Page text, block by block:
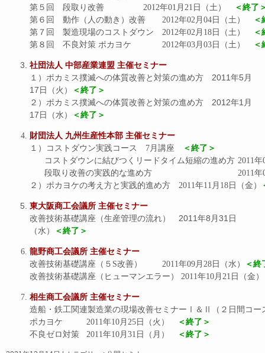
第５回　段取り改善			2012年01月21日（土）
＜終了
第６回　動作（人の動き）改善	2012年02月04日（土）
＜
第７回　製造現場のコストダウン	2012年02月18日（土）
＜
第８回　不良対策 ポカヨケ		2012年03月03日（土）
＜
社団法人 中部産業連盟 主催セミナー
１）ポカミス撲滅への体質改善と対策の進め方 2011年5月
17日（火）
＜終了＞
２）ポカミス撲滅への体質改善と対策の進め方 2012年1月
17日（水）
＜終了＞
財団法人 九州生産性本部 主催セミナー
１）コストダウン実践コース　7月講座 ＜終了＞
コストダウンに結びつ
段取り改善の実
２）ポカヨケの考え方と実践的進め方　2011年11月18日（金）
東大阪商工会議所 主催セミナー
改善技術基礎講座（生産管理の流れ） 2011年8月31日
（水）
＜終了＞
龍野商工会議所 主催セミナー
改善技術基礎講座（５S改善）		2011年09月28日（水）
＜終
改善技術基礎講座（ヒューマンエラー）	2011年10月21日（金）
相生商工会議所 主催セミナー
造船・鉄工関連製造業の現場改善セミナーⅠ＆Ⅱ（２日間コー
ポカヨケ		2011年10月25日（火）
＜終了＞
不良ゼロ対策	2011年10月31日（月）
＜終了＞